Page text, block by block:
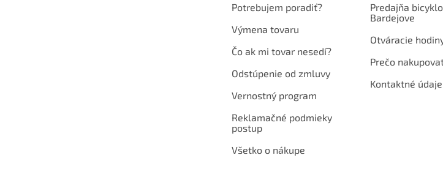
Potrebujem poradiť?
Výmena tovaru
Čo ak mi tovar nesedí?
Odstúpenie od zmluvy
Vernostný program
Reklamačné podmieky
postup
Všetko o nákupe
Predajňa
Bardejove
Otváracie
Prečo
Kontaktné údaje